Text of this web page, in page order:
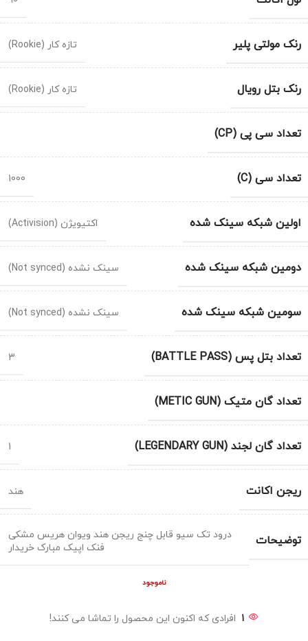
رنک مولتی پلیر تازه کار (Rookie)
رنک بتل رویال تازه کار (Rookie)
تعداد سی پی (CP)
تعداد سی (C) 1000
اولین شبکه سینک شده اکتیویژن (Activision)
دومین شبکه سینک شده سینک نشده (Not synced)
سومین شبکه سینک شده سینک نشده (Not synced)
تعداد بتل پس (BATTLE PASS) 3
تعداد گان متیک (METIC GUN)
تعداد گان لجند (LEGENDARY GUN) 1
ریجن اکانت هند
توضیحات
درود تک سیو قابل چنج ریجن هند ویوان هریس مشکی
فنک اپیک مبارک خریدار
ناموجود
1 افرادی که اکنون این محصول را تماشا می کنند!